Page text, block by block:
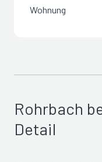
Wohnung
Rohrbach
Detail